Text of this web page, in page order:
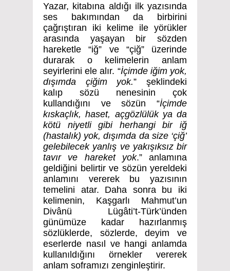
Yazar, kitabına aldığı ilk yazısında
ses bakımından da birbirini
çağrıştıran iki kelime ile yörükler
arasında yaşayan bir sözden
hareketle “iğ” ve “çiğ” üzerinde
durarak o kelimelerin anlam
seyirlerini ele alır. “İçimde iğim yok,
dışımda çiğim yok.” şeklindeki
kalıp sözü nenesinin çok
kullandığını ve sözün “İçimde
kıskaçlık, haset, açgözlülük ya da
kötü niyetli gibi herhangi bir iğ
(hastalık) yok, dışımda da size ‘çiğ’
gelebilecek yanlış ve yakışıksız bir
tavır ve hareket yok.” anlamına
geldiğini belirtir ve sözün yereldeki
anlamını vererek bu yazısının
temelini atar. Daha sonra bu iki
kelimenin, Kaşgarlı Mahmut’un
Divânü Lügâti’t-Türk’ünden
günümüze kadar hazırlanmış
sözlüklerde, sözlerde, deyim ve
eserlerde nasıl ve hangi anlamda
kullanıldığını örnekler vererek
anlam soframızı zenginleştirir.